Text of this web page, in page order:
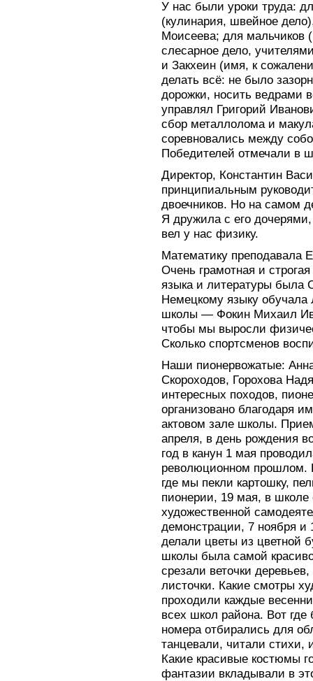
У нас были уроки труда:
(кулинария, швейное
Моисеева; для мальчиков
слесарное дело,
и Закхеин (имя, к
делать всё: не было
дорожки, носить ведрами
управлял Григорий
сбор металлолома и
соревновались между
Победителей отмечали в
Директор, Константин
принципиальным
двоечников. Но на самом
Я дружила с его
вел у нас физику.
Математику преподавала
Очень грамотная и
языка и литературы была
Немецкому языку обучала
школы — Фокин Михаил
чтобы мы выросли
Сколько спортсменов
Наши пионервожатые:
Скороходов, Горохова
интересных походов,
организовано благодаря
актовом зале школы.
апреля, в день рождения
год в канун 1 мая
революционном прошлом.
где мы пекли картошку,
пионерии, 19 мая, в школе
художественной
демонстрации, 7 ноября и
делали цветы из цветной
школы была самой
срезали веточки
листочки. Какие смотры
проходили каждые
всех школ района. Вот
номера отбирались для
танцевали, читали стихи,
Какие красивые костюмы
фантазии вкладывали в